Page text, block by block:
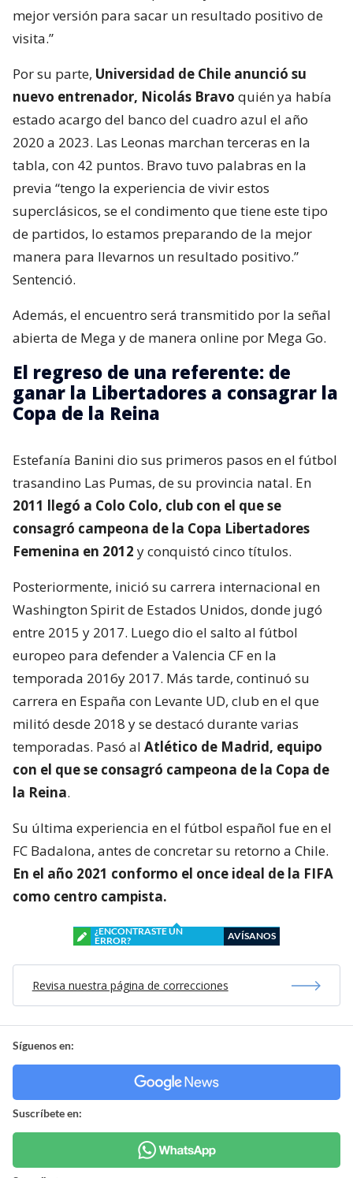
mejor versión para sacar un resultado positivo de
visita.”
Por su parte, Universidad de Chile anunció su
nuevo entrenador, Nicolás Bravo quién ya había
estado acargo del banco del cuadro azul el año
2020 a 2023. Las Leonas marchan terceras en la
tabla, con 42 puntos. Bravo tuvo palabras en la
previa “tengo la experiencia de vivir estos
superclásicos, se el condimento que tiene este tipo
de partidos, lo estamos preparando de la mejor
manera para llevarnos un resultado positivo.”
Sentenció.
Además, el encuentro será transmitido por la señal
abierta de Mega y de manera online por Mega Go.
El regreso de una referente: de
ganar la Libertadores a consagrar la
Copa de la Reina
Estefanía Banini dio sus primeros pasos en el fútbol
trasandino Las Pumas, de su provincia natal. En
2011 llegó a Colo Colo, club con el que se
consagró campeona de la Copa Libertadores
Femenina en 2012 y conquistó cinco títulos.
Posteriormente, inició su carrera internacional en
Washington Spirit de Estados Unidos, donde jugó
entre 2015 y 2017. Luego dio el salto al fútbol
europeo para defender a Valencia CF en la
temporada 2016y 2017. Más tarde, continuó su
carrera en España con Levante UD, club en el que
militó desde 2018 y se destacó durante varias
temporadas. Pasó al Atlético de Madrid, equipo
con el que se consagró campeona de la Copa de
la Reina.
Su última experiencia en el fútbol español fue en el
FC Badalona, antes de concretar su retorno a Chile.
En el año 2021 conformo el once ideal de la FIFA
como centro campista.
¿ENCONTRASTE UN
ERROR?
AVÍSANOS
Revisa nuestra página de correcciones
Síguenos en:
Suscríbete en: